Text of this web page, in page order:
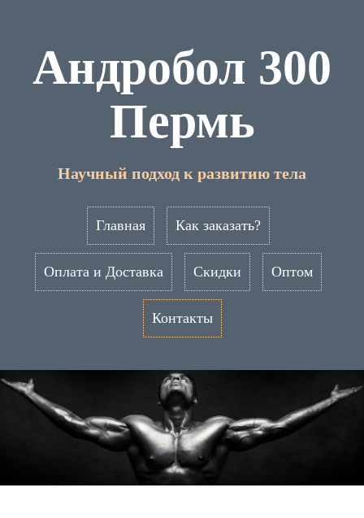
Андробол 300
Пермь
Научный подход к развитию тела
Главная Как заказать?
Оплата и Доставка Скидки Оптом
Контакты